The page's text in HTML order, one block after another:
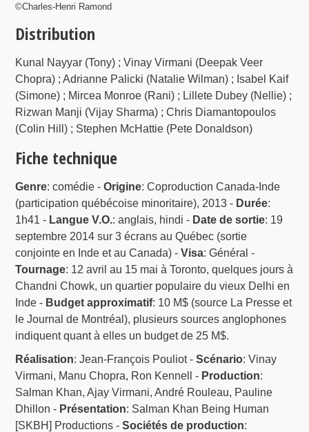
©Charles-Henri Ramond
Distribution
Kunal Nayyar (Tony) ; Vinay Virmani (Deepak Veer
Chopra) ; Adrianne Palicki (Natalie Wilman) ; Isabel Kaif
(Simone) ; Mircea Monroe (Rani) ; Lillete Dubey (Nellie) ;
Rizwan Manji (Vijay Sharma) ; Chris Diamantopoulos
(Colin Hill) ; Stephen McHattie (Pete Donaldson)
Fiche technique
Genre: comédie -Origine: Coproduction Canada-Inde
(participation québécoise minoritaire), 2013 - Durée:
1h41 - Langue V.O.: anglais, hindi - Date de sortie: 19
septembre 2014 sur 3 écrans au Québec (sortie
conjointe en Inde et au Canada) -Visa: Général -
Tournage: 12 avril au 15 mai à Toronto, quelques jours à
Chandni Chowk, un quartier populaire du vieux Delhi en
Inde - Budget approximatif: 10 M$ (source La Presse et
le Journal de Montréal), plusieurs sources anglophones
indiquent quant à elles un budget de 25 M$.
Réalisation: Jean-François Pouliot -Scénario: Vinay
Virmani, Manu Chopra, Ron Kennell - Production:
Salman Khan, Ajay Virmani, André Rouleau, Pauline
Dhillon - Présentation: Salman Khan Being Human
[SKBH] Productions -Sociétés de production: